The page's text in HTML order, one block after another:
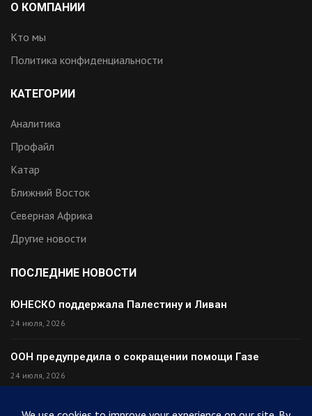
О КОМПАНИИ
Кто мы
Политика конфиденциальности
КАТЕГОРИИ
Аналитика
Профайл
Катар
Ближний Восток
Северная Африка
Другие новости
ПОСЛЕДНИЕ НОВОСТИ
ЮНЕСКО поддержала Палестину и Ливан
24 июля, 2026
ООН предупредила о сокращении помощи Газе
24 июля, 2026
Премьер Ирака прибыл в Тегеран с миром